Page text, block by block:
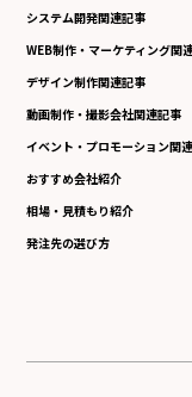
システム開発関連記事
WEB制作・マーケティング関
デザイン制作関連記事
動画制作・撮影会社関連記事
イベント・プロモーション関
おすすめ会社紹介
相場・見積もり紹介
発注先の選び方